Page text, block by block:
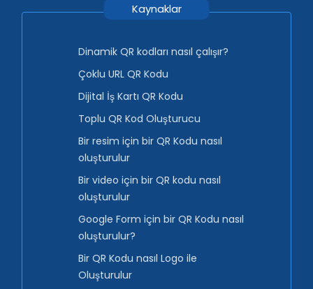
Kaynaklar
Dinamik QR kodları nasıl çalışır?
Çoklu URL QR Kodu
Dijital İş Kartı QR Kodu
Toplu QR Kod Oluşturucu
Bir resim için bir QR Kodu nasıl
oluşturulur
Bir video için bir QR kodu nasıl
oluşturulur
Google Form için bir QR Kodu nasıl
oluşturulur?
Bir QR Kodu nasıl Logo ile
Oluşturulur